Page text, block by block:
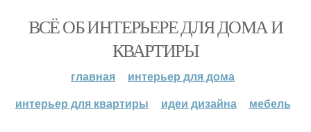
ВСЁ ОБ ИНТЕРЬЕРЕ ДЛЯ ДОМА И
КВАРТИРЫ
главная
интерьер для дома
интерьер для квартиры
идеи дизайна мебель